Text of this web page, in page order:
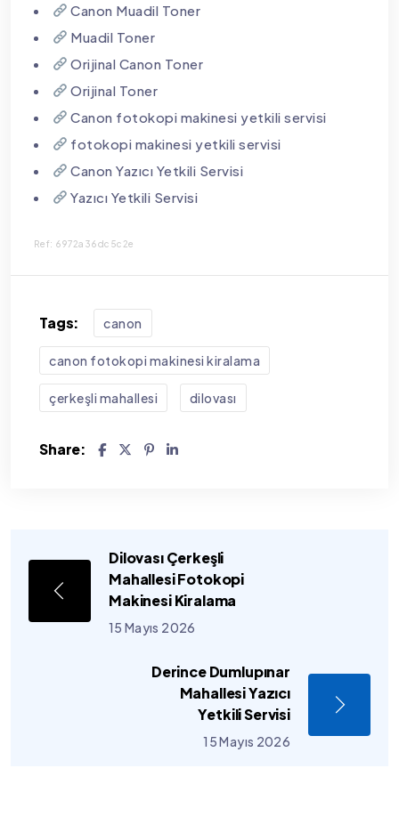
Canon Muadil Toner
Muadil Toner
Orijinal Canon Toner
Orijinal Toner
Canon fotokopi makinesi yetkili servisi
fotokopi makinesi yetkili servisi
Canon Yazıcı Yetkili Servisi
Yazıcı Yetkili Servisi
Ref: 6972a36dc5c2e
Tags: canon
canon fotokopi makinesi kiralama
çerkeşli mahallesi dilovası
Share:
Dilovası Çerkeşli
Mahallesi Fotokopi
Makinesi Kiralama
15 Mayıs 2026
Derince Dumlupınar
Mahallesi Yazıcı
Yetkili Servisi
15 Mayıs 2026